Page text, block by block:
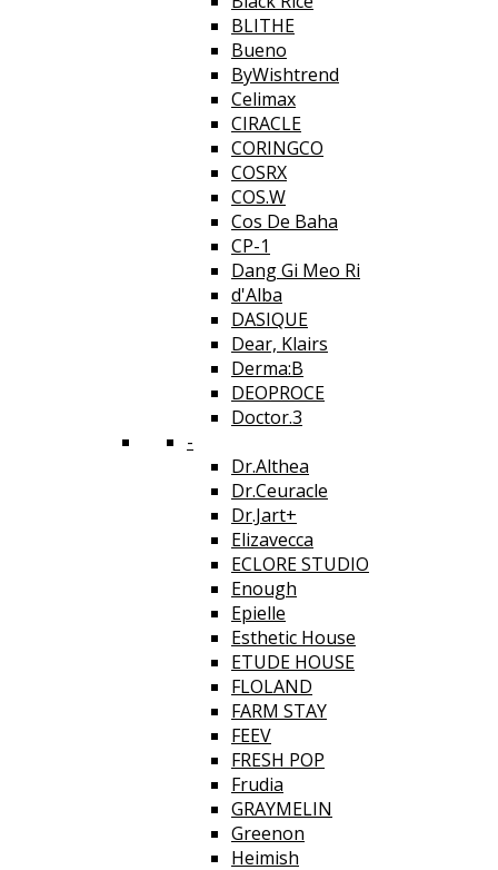
BLITHE
Bueno
ByWishtrend
Celimax
CIRACLE
CORINGCO
COSRX
COS.W
Cos De Baha
CP-1
Dang Gi Meo Ri
d'Alba
DASIQUE
Dear, Klairs
Derma:B
DEOPROCE
Doctor.3
-
Dr.Althea
Dr.Ceuracle
Dr.Jart+
Elizavecca
ECLORE STUDIO
Enough
Epielle
Esthetic House
ETUDE HOUSE
FLOLAND
FARM STAY
FEEV
FRESH POP
Frudia
GRAYMELIN
Greenon
Heimish